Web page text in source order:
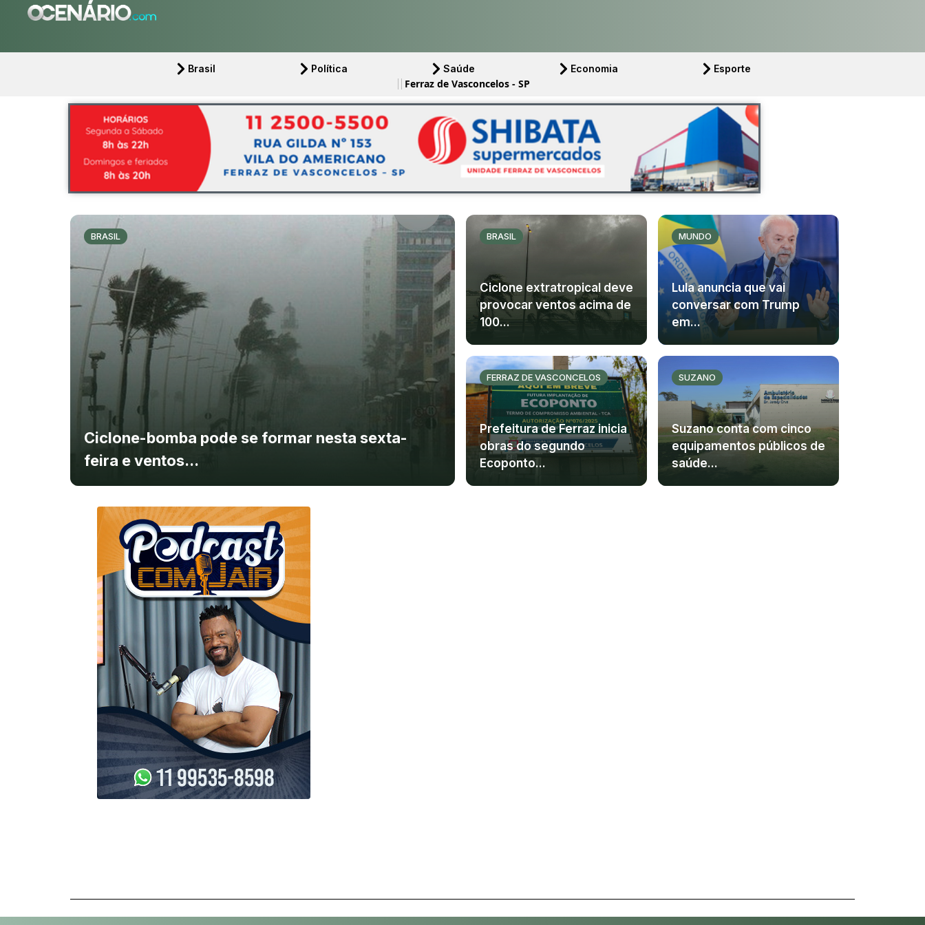
Brasil Política Saúde Economia Esporte
Ferraz de Vasconcelos - SP
BRASIL
Ciclone-bomba pode se formar nesta sexta-
feira e ventos...
BRASIL
Ciclone extratropical deve
provocar ventos acima de
100...
MUNDO
Lula anuncia que vai
conversar com Trump
em...
FERRAZ DE VASCONCELOS
Prefeitura de Ferraz inicia
obras do segundo
Ecoponto...
SUZANO
Suzano conta com cinco
equipamentos públicos de
saúde...